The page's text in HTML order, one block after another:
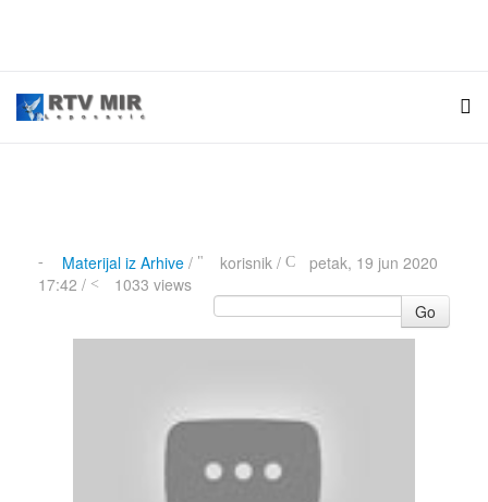
Materijal iz Arhive/ korisnik /
petak, 19 jun 2020
17:42 /
1033 views
Go